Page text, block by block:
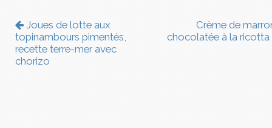
Joues de lotte aux
topinambours pimentés,
recette terre-mer avec
chorizo
Crème de
chocolatée à la ricotta